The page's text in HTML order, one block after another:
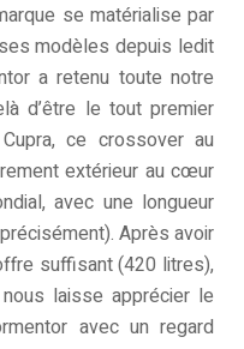
se matérialise par
modèles depuis ledit
a retenu toute notre
d’être le tout premier
ce crossover au
extérieur au cœur
avec une longueur
Après avoir
suffisant (420 litres),
laisse apprécier le
avec un regard